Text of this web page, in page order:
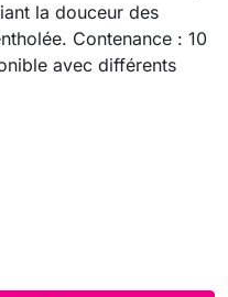
la douceur des
Contenance : 10
avec différents